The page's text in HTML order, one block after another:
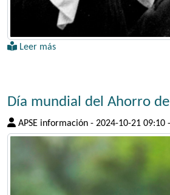
Leer más
Día mundial del Ahorro
APSE información - 2024-10-21 09:10 -